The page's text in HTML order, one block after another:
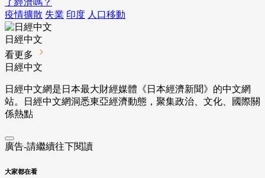
了經濟嗎？
疫情擴散 失業 印度 人口移動
日經中文
看更多
日經中文
日經中文網是日本最大財經媒體《日本經濟新聞》的中文網
站。日經中文網洞悉東亞經濟動態，聚集政治、文化、國際關
係熱點
廣告-請繼續往下閱讀
大家都在看